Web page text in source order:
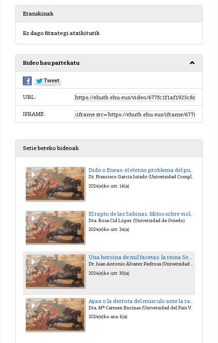
Eranskinak
Ez dago fitxategi atxikiturik
Bideo hau partekatu
URL:
IFRAME:
Serie bereko bideoak
Dido o Eneas: el eterno problema del punto de vista
Dr. Francisco García Jurado (Universidad Complutense)
2024(e)ko urr. 16(a)
Dra. Rosa Cid López (Universidad de Oviedo)
2024(e)ko urr. 24(a)
Una heroína de mil facetas: la reina Semíramis
Dr. Juan Antonio Álvarez Pedrosa (Universidad Complutense)
2024(e)ko urr. 30(a)
Dra. Mª Carmen Encinas (Universidad del País Vasco)
2024(e)ko aza. 6(a)